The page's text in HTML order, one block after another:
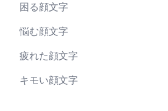
困る顔文字
悩む顔文字
疲れた顔文字
キモい顔文字